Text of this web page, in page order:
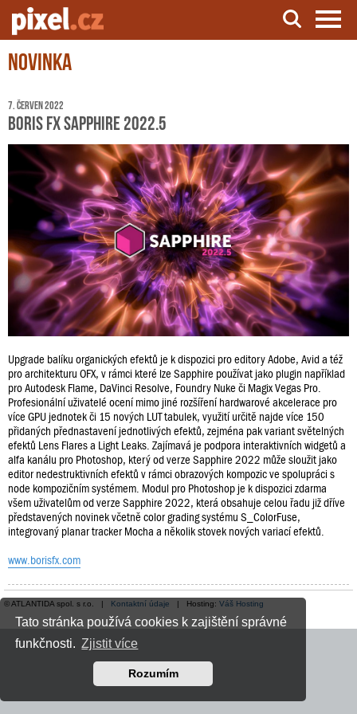
Tato stránka používá cookies k zajištění správné
funkčnosti. Zjistit více
Rozumím
Server o natáčení a zpracování videa
Novinka
7. červen 2022
Boris FX Sapphire 2022.5
Upgrade balíku organických efektů je k dispozici pro editory Adobe, Avid a též
pro architekturu OFX, v rámci které lze Sapphire používat jako plugin například
pro Autodesk Flame, DaVinci Resolve, Foundry Nuke či Magix Vegas Pro.
Profesionální uživatelé ocení mimo jiné rozšíření hardwarové akcelerace pro
více GPU jednotek či 15 nových LUT tabulek, využití určitě najde více 150
přidaných přednastavení jednotlivých efektů, zejména pak variant světelných
efektů Lens Flares a Light Leaks. Zajímavá je podpora interaktivních widgetů a
alfa kanálu pro Photoshop, který od verze Sapphire 2022 může sloužit jako
editor nedestruktivních efektů v rámci obrazových kompozic ve spolupráci s
node kompozičním systémem. Modul pro Photoshop je k dispozici zdarma
všem uživatelům od verze Sapphire 2022, která obsahuje celou řadu již dříve
představených novinek včetně color grading systému S_ColorFuse,
integrovaný planar tracker Mocha a několik stovek nových variací efektů.
www.borisfx.com
© ATLANTIDA spol. s r.o. | Kontaktní údaje | Hosting: Váš Hosting